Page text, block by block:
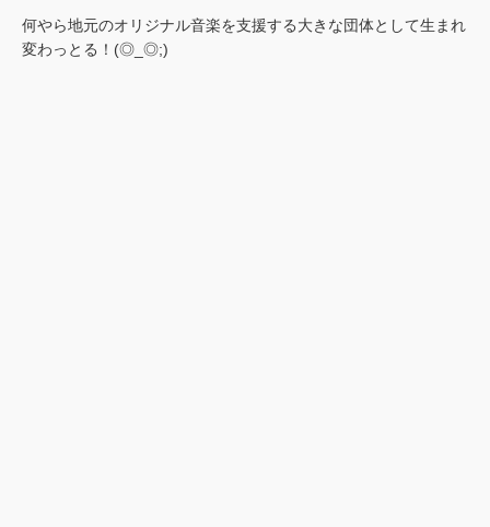
何やら地元のオリジナル音楽を支援する大きな団体として生まれ
変わっとる！(◎_◎;)